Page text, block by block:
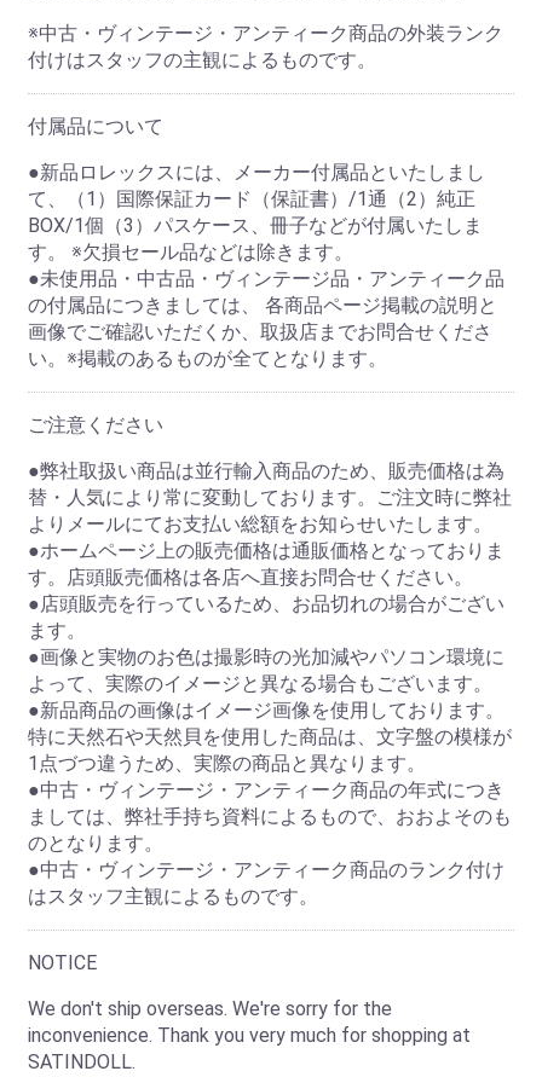
※中古・ヴィンテージ・アンティーク商品の外装ランク
付けはスタッフの主観によるものです。
付属品について
●新品ロレックスには、メーカー付属品といたしまし
て、（1）国際保証カード（保証書）/1通（2）純正
BOX/1個（3）パスケース、冊子などが付属いたしま
す。 ※欠損セール品などは除きます。
●未使用品・中古品・ヴィンテージ品・アンティーク品
の付属品につきましては、 各商品ページ掲載の説明と
画像でご確認いただくか、取扱店までお問合せくださ
い。※掲載のあるものが全てとなります。
ご注意ください
●弊社取扱い商品は並行輸入商品のため、販売価格は為
替・人気により常に変動しております。ご注文時に弊社
よりメールにてお支払い総額をお知らせいたします。
●ホームページ上の販売価格は通販価格となっておりま
す。店頭販売価格は各店へ直接お問合せください。
●店頭販売を行っているため、お品切れの場合がござい
ます。
●画像と実物のお色は撮影時の光加減やパソコン環境に
よって、実際のイメージと異なる場合もございます。
●新品商品の画像はイメージ画像を使用しております。
特に天然石や天然貝を使用した商品は、文字盤の模様が
1点づつ違うため、実際の商品と異なります。
●中古・ヴィンテージ・アンティーク商品の年式につき
ましては、弊社手持ち資料によるもので、おおよそのも
のとなります。
●中古・ヴィンテージ・アンティーク商品のランク付け
はスタッフ主観によるものです。
NOTICE
We don't ship overseas. We're sorry for the
inconvenience. Thank you very much for shopping at
SATINDOLL.